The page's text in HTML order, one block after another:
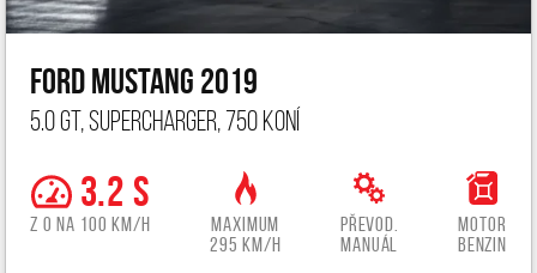
Ford Mustang 2019
5.0 GT, Supercharger, 750 koní
3.2 s
z 0 na 100 km/h
Maximum
295 km/h
Převod.
manuál
Motor
benzin